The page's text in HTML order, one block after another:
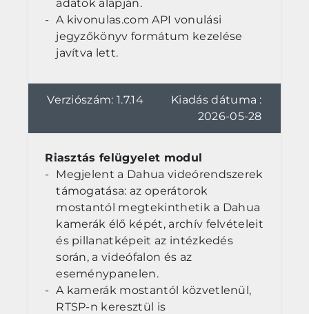
adatok alapján.
A kivonulas.com API vonulási
jegyzőkönyv formátum kezelése
javítva lett.
Verziószám: 1.7.14
Kiadás dátuma :
2026-05-28
Riasztás felügyelet modul
Megjelent a Dahua videórendszerek
támogatása: az operátorok
mostantól megtekinthetik a Dahua
kamerák élő képét, archív felvételeit
és pillanatképeit az intézkedés
során, a videófalon és az
eseménypanelen.
A kamerák mostantól közvetlenül,
RTSP-n keresztül is